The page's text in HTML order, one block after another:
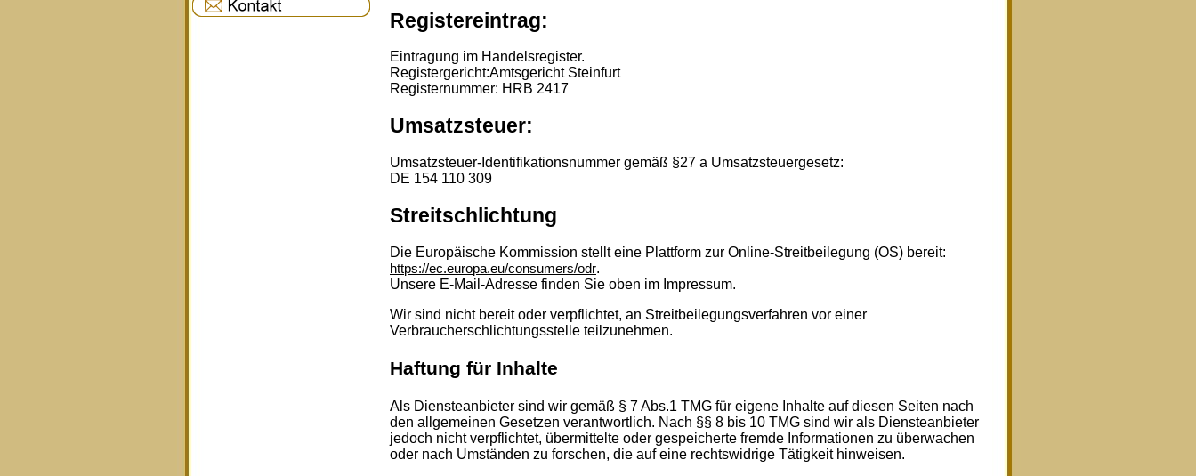
Registereintrag:
Eintragung im Handelsregister.
Registergericht:Amtsgericht Steinfurt
Registernummer: HRB 2417
Umsatzsteuer:
Umsatzsteuer-Identifikationsnummer gemäß §27 a Umsatzsteuergesetz:
DE 154 110 309
Streitschlichtung
Die Europäische Kommission stellt eine Plattform zur Online-Streitbeilegung (OS) bereit:
https://ec.europa.eu/consumers/odr.
Unsere E-Mail-Adresse finden Sie oben im Impressum.
Wir sind nicht bereit oder verpflichtet, an Streitbeilegungsverfahren vor einer
Verbraucherschlichtungsstelle teilzunehmen.
Haftung für Inhalte
Als Diensteanbieter sind wir gemäß § 7 Abs.1 TMG für eigene Inhalte auf diesen Seiten nach
den allgemeinen Gesetzen verantwortlich. Nach §§ 8 bis 10 TMG sind wir als Diensteanbieter
jedoch nicht verpflichtet, übermittelte oder gespeicherte fremde Informationen zu überwachen
oder nach Umständen zu forschen, die auf eine rechtswidrige Tätigkeit hinweisen.